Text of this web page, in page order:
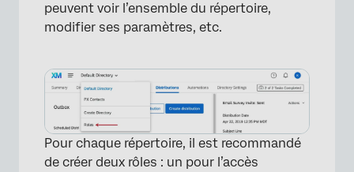
peuvent voir l’ensemble du répertoire,
modifier ses paramètres, etc.
Pour chaque répertoire, il est recommandé
de créer deux rôles : un pour l’accès